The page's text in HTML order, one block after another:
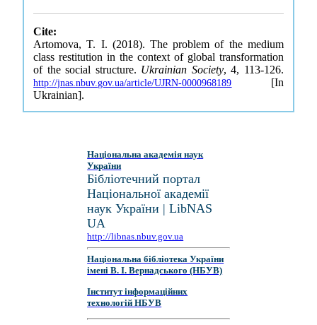
Cite:
Artomova, T. I. (2018). The problem of the medium
class restitution in the context of global transformation
of the social structure. Ukrainian Society, 4, 113-126.
http://jnas.nbuv.gov.ua/article/UJRN-0000968189 [In
Ukrainian].
Національна академія наук
України
Бібліотечний портал
Національної академії
наук України | LibNAS
UA
http://libnas.nbuv.gov.ua
Національна бібліотека України
імені В. І. Вернадського (НБУВ)
Інститут інформаційних
технологій НБУВ